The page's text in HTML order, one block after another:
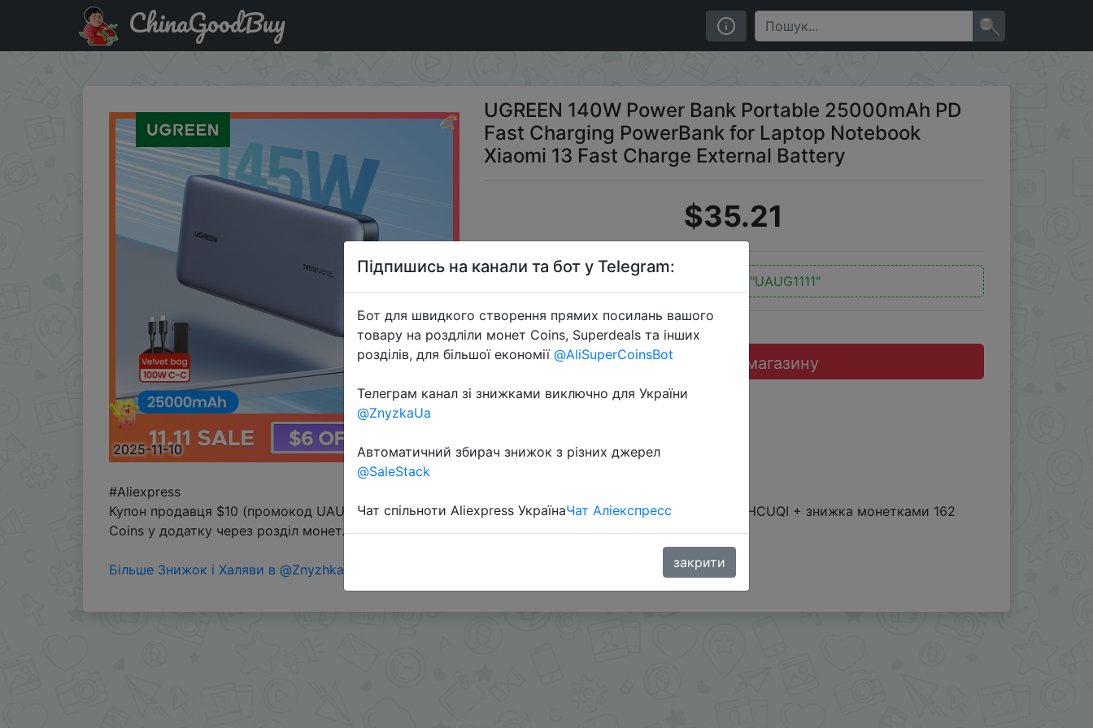
Промокод на знижку UAUG1111 UGREEN 140W Power Bank Portable 25000mAh PD Fast Charging PowerBank for Laptop Notebook Xiaomi 13 Fast Charge External Battery
ChinaGoodBuy
2025-11-10
UGREEN 140W Power Bank Portable 25000mAh PD
Fast Charging PowerBank for Laptop Notebook
Xiaomi 13 Fast Charge External Battery
$35.21
"UAUG1111"
Перейти до магазину
#Aliexpress
Купон продавця $10 (промокод UAUG1111) + промокод на вибір IFPJV0NF, IFPERSSS, IFPUMQFF, IFPHCUQI + знижка монетками 162
Coins у додатку через розділ монет.
Більше Знижок і Халяви в @ZnyzhkaUA
Підпишись на канали та бот у Telegram:
Бот для швидкого створення прямих посилань вашого
товару на роздліли монет Coins, Superdeals та інших
розділів, для більшої економії @AliSuperCoinsBot
Телеграм канал зі знижками виключно для України
@ZnyzkaUa
Автоматичний збирач знижок з різних джерел
@SaleStack
Чат спільноти Aliexpress УкраїнаЧат Аліекспресс
закрити